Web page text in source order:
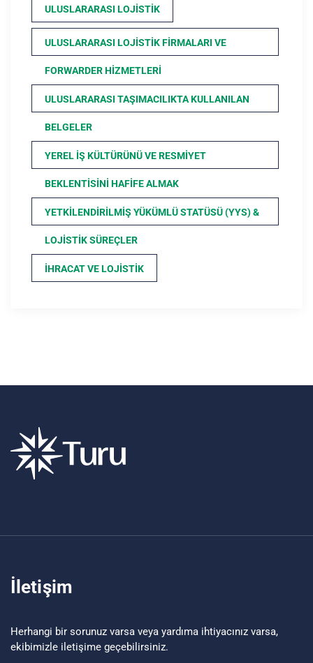
ULUSLARARASI LOJISTIK
ULUSLARARASI LOJISTIK FIRMALARI VE
FORWARDER HIZMETLERI
ULUSLARARASI TAŞIMACILIKTA KULLANILAN
BELGELER
YEREL İŞ KÜLTÜRÜNÜ VE RESMIYET
BEKLENTISINI HAFIFE ALMAK
YETKILENDIRILMIŞ YÜKÜMLÜ STATÜSÜ (YYS) &
LOJISTIK SÜREÇLER
İHRACAT VE LOJISTIK
İletişim
Herhangi bir sorunuz varsa veya yardıma ihtiyacınız varsa,
ekibimizle iletişime geçebilirsiniz.